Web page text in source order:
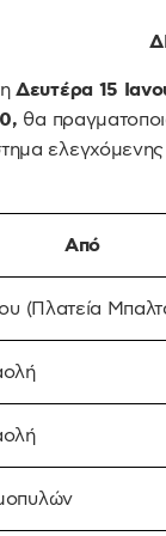
Δευτέρα 15
θα
Από
(Πλατεία